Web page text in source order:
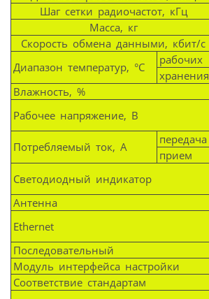
Шаг сетки радиочастот, кГц
Масса, кг
Скорость обмена данными, кбит/с
Диапазон температур, °С
рабочих
хранения
Влажность, %
Рабочее напряжение, В
Потребляемый ток, А
передача
прием
Светодиодный индикатор
Антенна
Ethernet
Последовательный
Модуль интерфейса настройки
Соответствие стандартам